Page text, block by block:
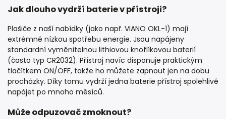
Jak dlouho vydrží baterie v přístroji?
Plašiče z naší nabídky (jako např. VIANO OKL-1) mají
extrémně nízkou spotřebu energie. Jsou napájeny
standardní vyměnitelnou lithiovou knoflíkovou baterií
(často typ CR2032). Přístroj navíc disponuje praktickým
tlačítkem ON/OFF, takže ho můžete zapnout jen na dobu
procházky. Díky tomu vydrží jedna baterie přístroj spolehlivě
napájet po mnoho měsíců.
Může odpuzovač zmoknout?